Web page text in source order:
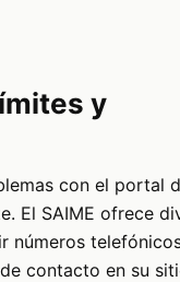
y
con el portal
El SAIME ofrece
números
contacto en su